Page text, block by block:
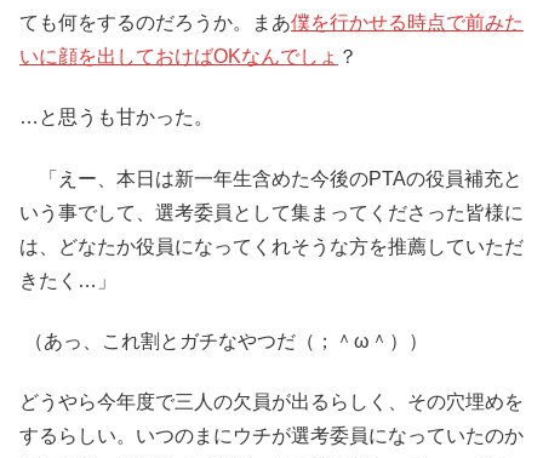
ても何をするのだろうか。まあ僕を行かせる時点で前みた
いに顔を出しておけばOKなんでしょ ？
…と思うも甘かった。
「えー、本日は新一年生含めた今後のPTAの役員補充と
いう事でして、選考委員として集まってくださった皆様に
は、どなたか役員になってくれそうな方を推薦していただ
きたく…」
（あっ、これ割とガチなやつだ（；＾ω＾））
どうやら今年度で三人の欠員が出るらしく、その穴埋めを
するらしい。いつのまにウチが選考委員になっていたのか